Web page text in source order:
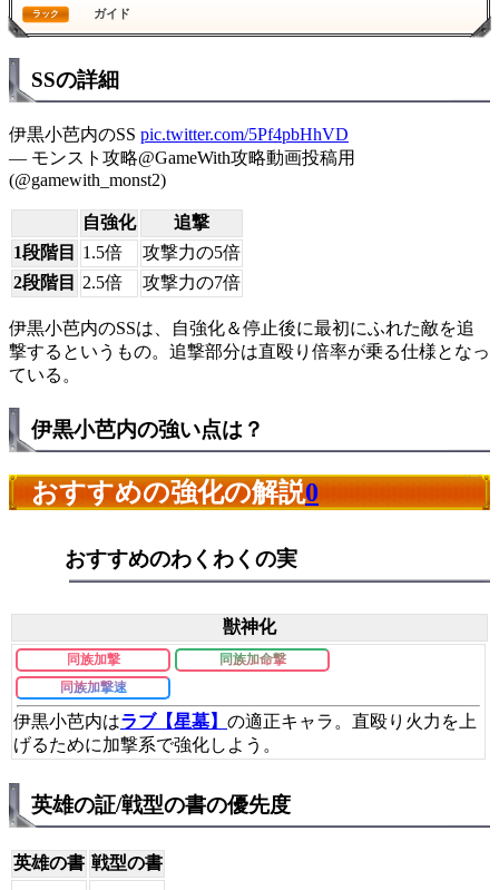
ラック ガイド
SSの詳細
伊黒小芭内のSS pic.twitter.com/5Pf4pbHhVD
— モンスト攻略@GameWith攻略動画投稿用
(@gamewith_monst2)
自強化
追撃
1段階目
1.5倍
攻撃力の5倍
2段階目
2.5倍 攻撃力の7倍
伊黒小芭内のSSは、自強化＆停止後に最初にふれた敵を追
撃するというもの。追撃部分は直殴り倍率が乗る仕様となっ
ている。
伊黒小芭内の強い点は？
おすすめの強化の解説0
おすすめのわくわくの実
獣神化
同族加撃
同族加命撃
同族加撃速
伊黒小芭内はラブ【星墓】 の適正キャラ。直殴り火力を上
げるために加撃系で強化しよう。
英雄の証/戦型の書の優先度
英雄の書 戦型の書